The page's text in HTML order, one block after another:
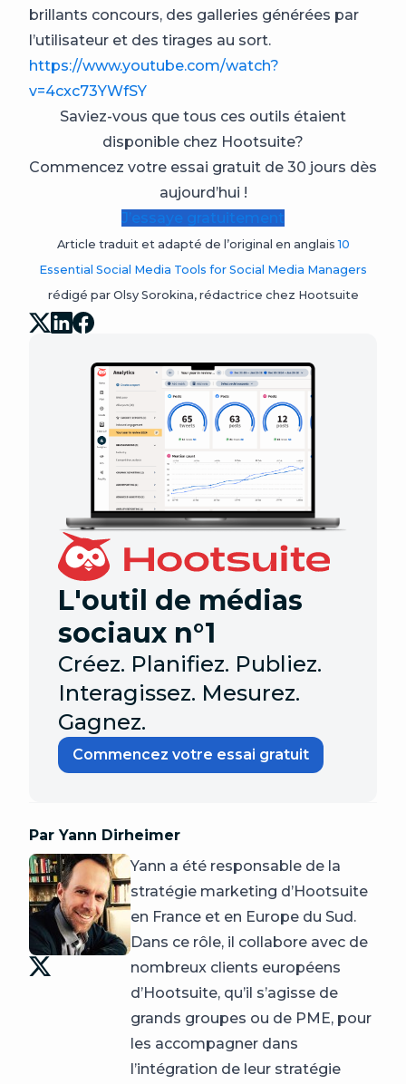
brillants concours, des galleries générées par
l’utilisateur et des tirages au sort.
https://www.youtube.com/watch?
v=4cxc73YWfSY
Saviez-vous que tous ces outils étaient
disponible chez Hootsuite?
Commencez votre essai gratuit de 30 jours dès
aujourd’hui !
J’essaye gratuitement
Article traduit et adapté de l’original en anglais10
Essential Social Media Tools for Social Media Managers
rédigé par Olsy Sorokina, rédactrice chez Hootsuite
L'outil de médias
sociaux n°1
Créez. Planifiez. Publiez.
Interagissez. Mesurez.
Gagnez.
Commencez votre essai gratuit
Par Yann Dirheimer
Yann a été responsable de la
stratégie marketing d’Hootsuite
en France et en Europe du Sud.
Dans ce rôle, il collabore avec de
nombreux clients européens
d’Hootsuite, qu’il s’agisse de
grands groupes ou de PME, pour
les accompagner dans
l’intégration de leur stratégie